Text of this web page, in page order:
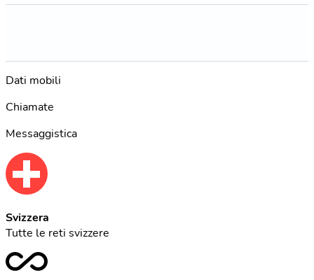
Dati mobili
Chiamate
Messaggistica
Svizzera
Tutte le reti svizzere